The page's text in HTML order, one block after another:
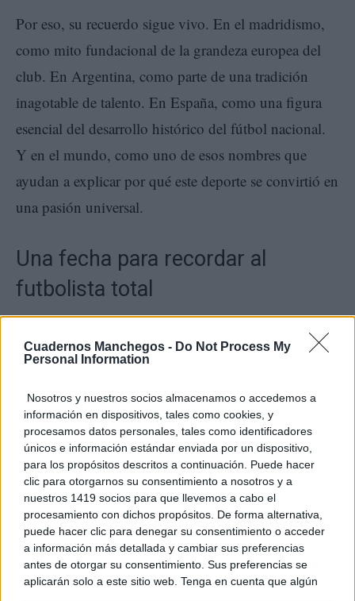
Cuadernos Manchegos - Do Not Process My
Personal Information
Nosotros y nuestros socios almacenamos o accedemos a
información en dispositivos, tales como cookies, y
procesamos datos personales, tales como identificadores
únicos e información estándar enviada por un dispositivo,
para los propósitos descritos a continuación. Puede hacer
clic para otorgarnos su consentimiento a nosotros y a
nuestros 1419 socios para que llevemos a cabo el
procesamiento con dichos propósitos. De forma alternativa,
puede hacer clic para denegar su consentimiento o acceder
a información más detallada y cambiar sus preferencias
antes de otorgar su consentimiento. Sus preferencias se
aplicarán solo a este sitio web. Tenga en cuenta que algún
Por eso, su recuerdo sigue vivo. En el madridismo,
como mito fundacional de la grandeza europea del
club. En Argentina, como parte de una tradición
inagotable de talento. En España, como una figura
esencial del desarrollo histórico del fútbol nacional.
Y en el mundo, como uno de esos nombres que
ayudan a explicar por qué este deporte se convirtió en
una pasión universal.
Una fecha para recordar al
futbolista total
historia del fútbol. Ese día nació Alfredo Di Stéfano,
mentalidades. Su carrera dejó goles, trofeos y noches
inolvidables, pero también una idea poderosa: el
fútbol podía ser más dinámico, más completo y más
ambicioso.
A cien años de su nacimiento,la Saeta Rubia
continúa siendo mucho más que una leyenda del
Real Madrid. Es una de las grandes referencias del